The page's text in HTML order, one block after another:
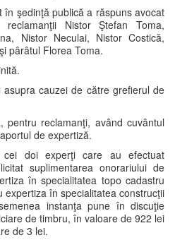
în şedinţă publică a răspuns avocat
Nistor Ştefan Toma,
Nistor Neculai, Nistor Costică,
pârâtul Florea Toma.
cauzei de către grefierul de
pentru reclamanţi, având cuvântul
de expertiză.
cei doi experţi care au efectuat
suplimentarea onorariului de
în specialitatea topo cadastru
în specialitatea construcţii
instanţa pune în discuţie
de timbru, în valoare de 922 lei
de 3 lei.